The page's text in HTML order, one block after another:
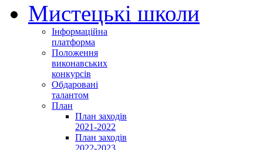
Мистецькі школи
Інформаційна
платформа
Положення
виконавських
конкурсів
Обдаровані
талантом
План
План заходів
2021-2022
План заходів
2022-2023